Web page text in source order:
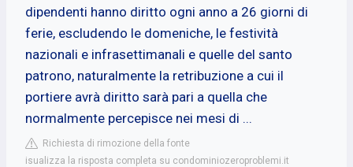
dipendenti hanno diritto ogni anno a 26 giorni di
ferie, escludendo le domeniche, le festività
nazionali e infrasettimanali e quelle del santo
patrono, naturalmente la retribuzione a cui il
portiere avrà diritto sarà pari a quella che
normalmente percepisce nei mesi di ...
Richiesta di rimozione della fonte
isualizza la risposta completa su condominiozeroproblemi.it